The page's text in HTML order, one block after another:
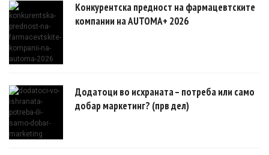
Конкурентска предност на фармацевтските
компании на AUTOMA+ 2026
Додатоци во исхраната – потреба или само
добар маркетинг? (прв дел)